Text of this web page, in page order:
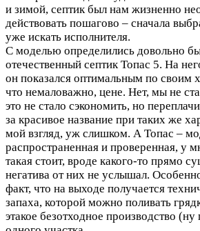
и зимой, септик был нам жизненно
действовать пошагово – сначала
уже искать исполнителя.
С моделью определились довольно
отечественный септик Топас 5. На
он показался оптимальным по своим
что немаловажно, цене. Нет, мы не
это не стало сэкономить, но
за красивое название при таких же
мой взгляд, уж слишком. А Топас –
распространенная и проверенная, у
такая стоит, вроде какого-то прямо
негатива от них не услышал.
факт, что на выходе получается
запаха, которой можно поливать
этакое безотходное производство